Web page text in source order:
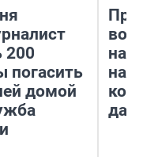
200
погасить
домой
нам
даже